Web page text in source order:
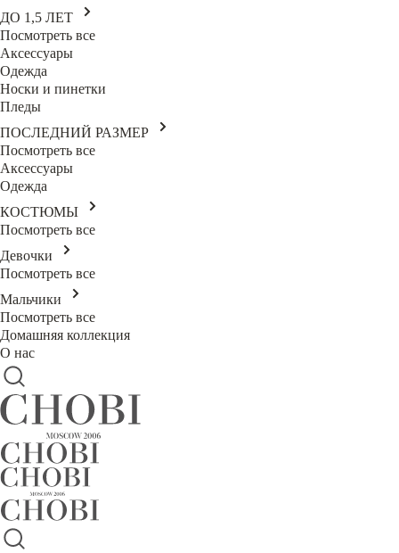
ДО 1,5 ЛЕТ
Посмотреть все
Аксессуары
Одежда
Носки и пинетки
Пледы
ПОСЛЕДНИЙ РАЗМЕР
Посмотреть все
Аксессуары
Одежда
КОСТЮМЫ
Посмотреть все
Девочки
Посмотреть все
Мальчики
Посмотреть все
Домашняя коллекция
О нас